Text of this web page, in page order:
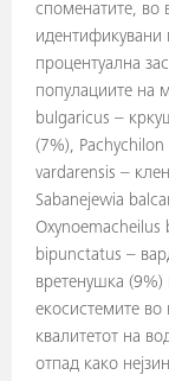
споменатите, во
процентуална
популациите на
bulgaricus –
(7%),
vardarensis –
Sabanejewia
bipunctatus –
вретенушка (9%)
екосистемите
квалитетот на
отпад како